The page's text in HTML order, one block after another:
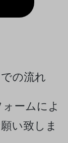
の流れ
ームによ
い致しま